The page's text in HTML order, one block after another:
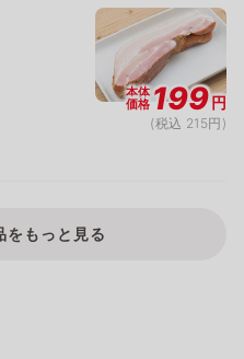
本体
価格199円
(税込 215円)
をもっと見る